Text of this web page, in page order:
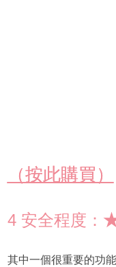
（按此購買）
4 安全程度：
其中一個很重要的功